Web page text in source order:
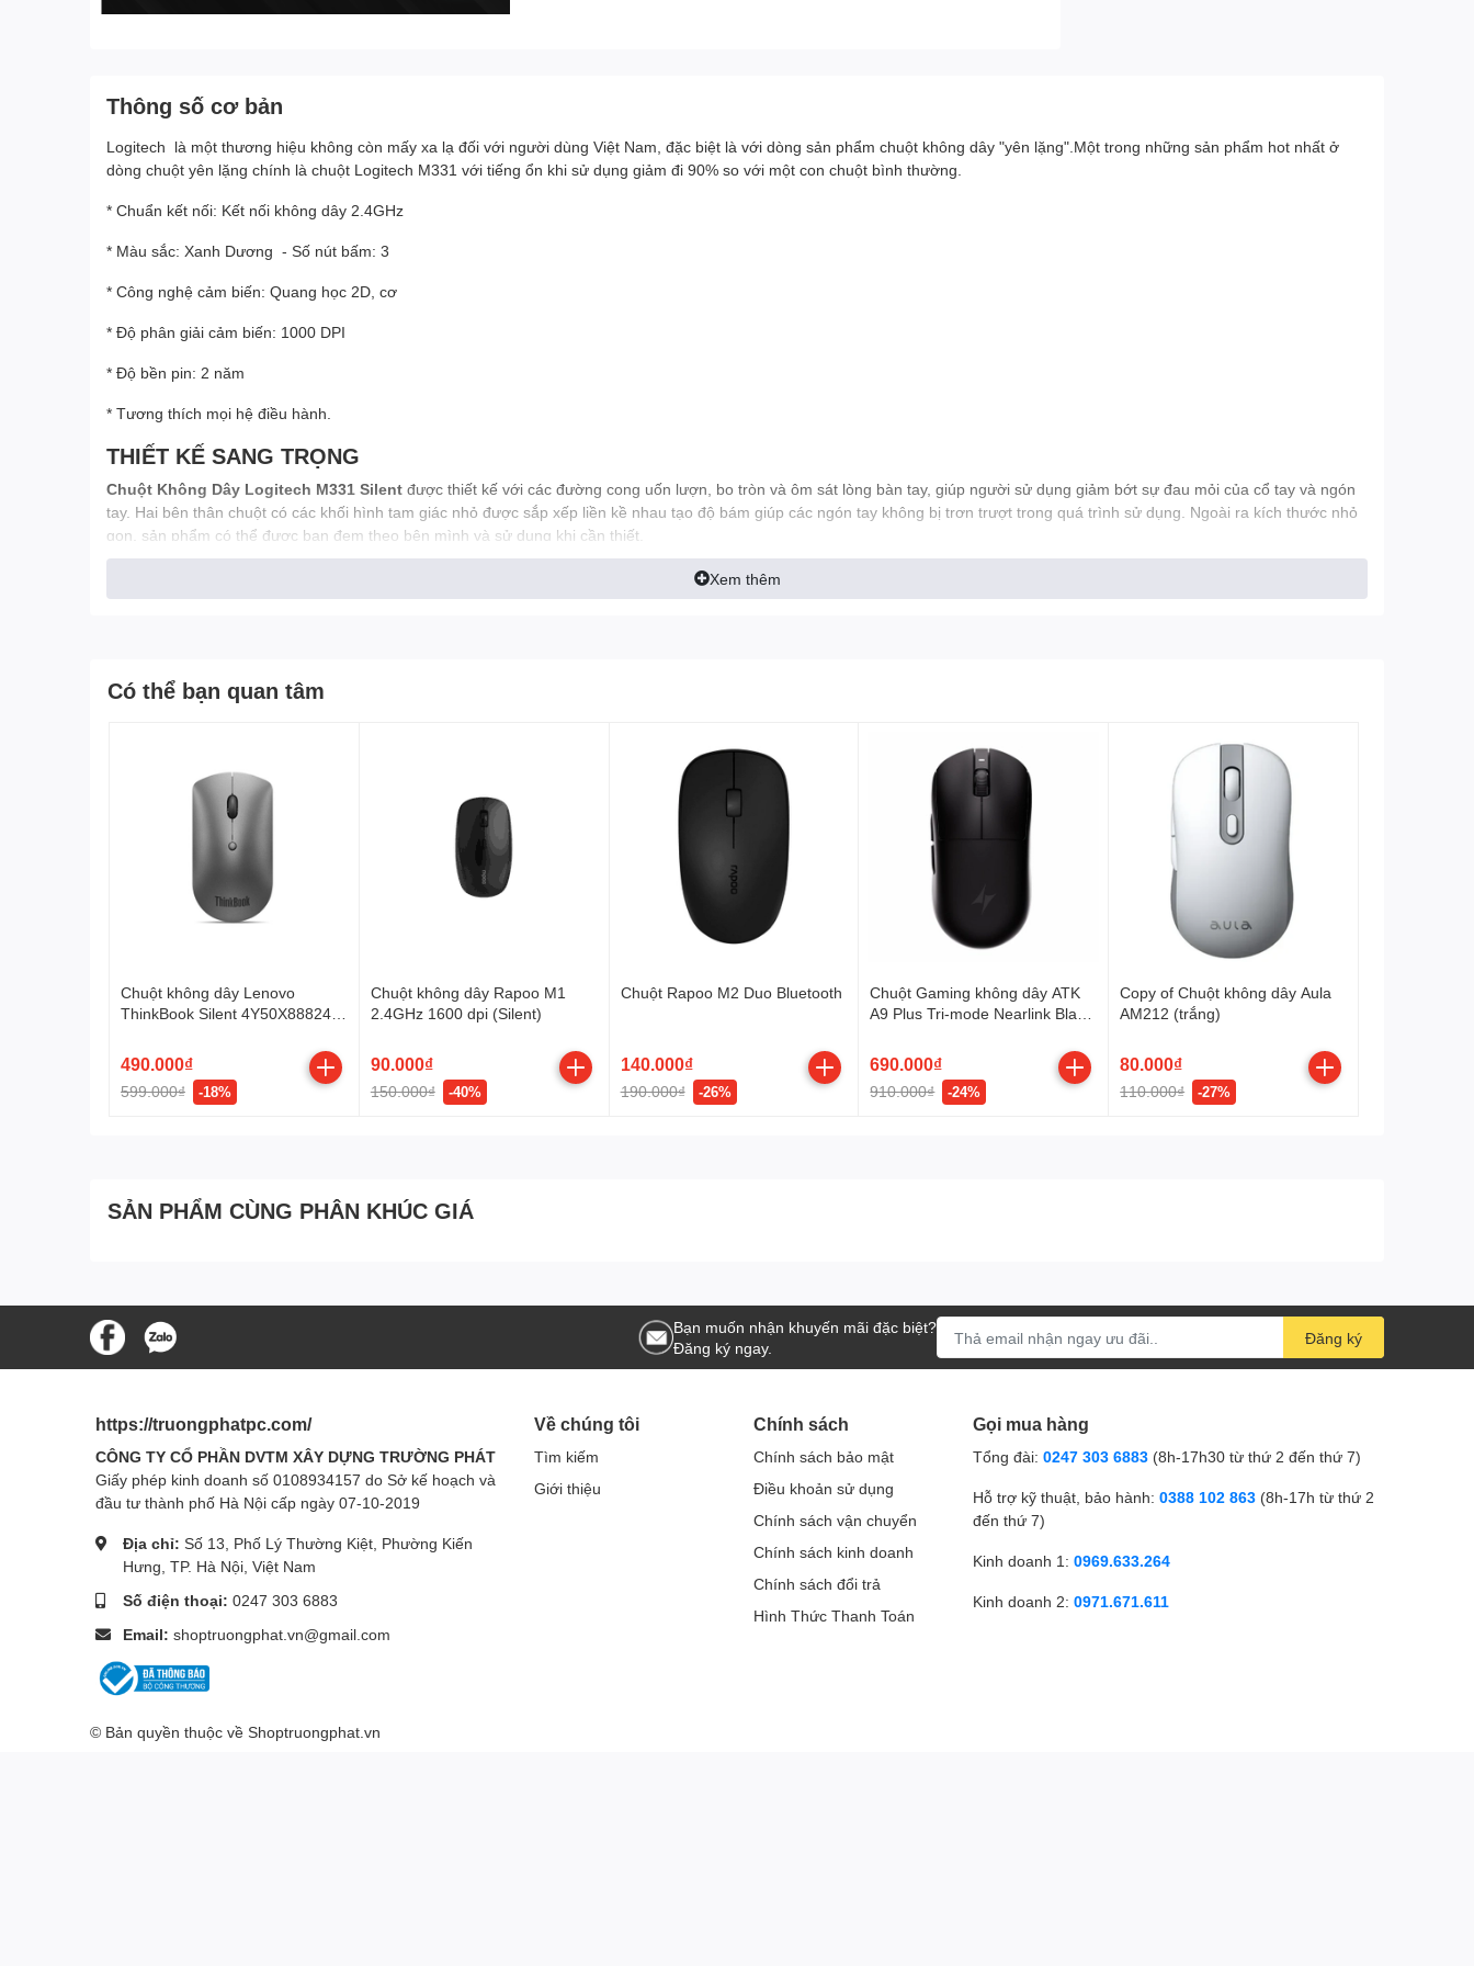
Thông số cơ bản
Logitech là một thương hiệu không còn mấy xa lạ đối với người dùng Việt Nam, đặc biệt là với dòng sản phẩm chuột không dây "yên lặng".Một trong những sản phẩm hot nhất ở
dòng chuột yên lặng chính là chuột Logitech M331 với tiếng ổn khi sử dụng giảm đi 90% so với một con chuột bình thường.
* Chuẩn kết nối: Kết nối không dây 2.4GHz
* Màu sắc: Xanh Dương - Số nút bấm: 3
* Công nghệ cảm biến: Quang học 2D, cơ
* Độ phân giải cảm biến: 1000 DPI
* Độ bền pin: 2 năm
* Tương thích mọi hệ điều hành.
THIẾT KẾ SANG TRỌNG
Chuột Không Dây Logitech M331 Silent được thiết kế với các đường cong uốn lượn, bo tròn và ôm sát lòng bàn tay, giúp người sử dụng giảm bớt sự đau mỏi của cổ tay và ngón
tay. Hai bên thân chuột có các khối hình tam giác nhỏ được sắp xếp liền kề nhau tạo độ bám giúp các ngón tay không bị trơn trượt trong quá trình sử dụng. Ngoài ra kích thước nhỏ
gọn, sản phẩm có thể được bạn đem theo bên mình và sử dụng khi cần thiết.
CÔNG NGHỆ CHUỘT QUANG TIÊN TIẾN
Xem thêm
Có thể bạn quan tâm
Chuột không dây Lenovo
ThinkBook Silent 4Y50X88824
490.000₫
599.000₫ -18%
Chuột không dây Rapoo M1
2.4GHz 1600 dpi (Silent)
90.000₫
150.000₫ -40%
Chuột Rapoo M2 Duo Bluetooth
140.000₫
190.000₫ -26%
Chuột Gaming không dây ATK
A9 Plus Tri-mode Nearlink Black
690.000₫
910.000₫ -24%
Copy of Chuột không dây Aula
AM212 (trắng)
80.000₫
110.000₫ -27%
SẢN PHẨM CÙNG PHÂN KHÚC GIÁ
Bạn muốn nhận khuyến mãi đặc biệt?
Đăng ký ngay.
Đăng ký
https://truongphatpc.com/
CÔNG TY CỔ PHẦN DVTM XÂY DỰNG TRƯỜNG PHÁT
Giấy phép kinh doanh số 0108934157 do Sở kế hoạch và
đầu tư thành phố Hà Nội cấp ngày 07-10-2019
Địa chỉ: Số 13, Phố Lý Thường Kiệt, Phường Kiến
Hưng, TP. Hà Nội, Việt Nam
Số điện thoại: 0247 303 6883
Email: shoptruongphat.vn@gmail.com
Về chúng tôi
Tìm kiếm
Giới thiệu
Chính sách
Chính sách bảo mật
Điều khoản sử dụng
Chính sách vận chuyển
Chính sách kinh doanh
Chính sách đổi trả
Hình Thức Thanh Toán
Gọi mua hàng
Tổng đài: 0247 303 6883 (8h-17h30 từ thứ 2 đến thứ 7)
Hỗ trợ kỹ thuật, bảo hành: 0388 102 863 (8h-17h từ thứ 2
đến thứ 7)
Kinh doanh 1: 0969.633.264
Kinh doanh 2: 0971.671.611
© Bản quyền thuộc về Shoptruongphat.vn